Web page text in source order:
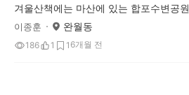
겨울산책에는 마산에 있는 합포수변공원
이종훈 완월동
186 1 1 6개월 전